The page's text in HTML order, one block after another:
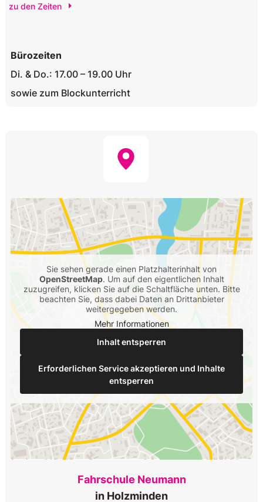
zu den Zeiten
Bürozeiten
Di. & Do.: 17.00 – 19.00 Uhr
sowie zum Blockunterricht
Sie sehen gerade einen Platzhalterinhalt von
OpenStreetMap. Um auf den eigentlichen Inhalt
zuzugreifen, klicken Sie auf die Schaltfläche unten. Bitte
beachten Sie, dass dabei Daten an Drittanbieter
weitergegeben werden.
Mehr Informationen
Inhalt entsperren
Erforderlichen Service akzeptieren und Inhalte
entsperren
Fahrschule Neumann
in Holzminden